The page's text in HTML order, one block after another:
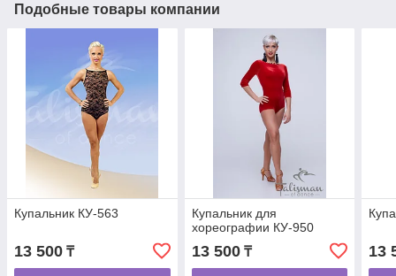
Подобные товары компании
Купальник КУ-563
13 500 ₸
Купальник для
хореографии КУ-950
13 500₸ 13